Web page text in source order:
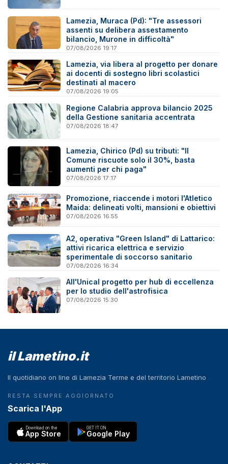
Lamezia, Muraca (Pd): "Tre assessori
assenti su delibera assestamento
bilancio, Murone in difficoltà"
07/08/2026 19:17
Lamezia, via libera al progetto per donare
ai docenti di sostegno libri scolastici
destinati al macero
07/08/2026 19:05
Regione Calabria approva bilancio 2025
della Gestione sanitaria accentrata
07/08/2026 18:47
Lamezia, Chirico (Pd) su tributi: "Il
Comune riscuote solo il 30%, basta
aumenti per chi paga"
07/08/2026 17:17
Promozione, riaccende i motori l'Atletico
Maida: delineati volti, mansioni e obiettivi
07/08/2026 16:55
A2, operativa "Green Island" di Lattarico:
attivi ricarica elettrica e servizio
sperimentale di soccorso sanitario
07/08/2026 16:34
All'Unical progetto per hub di eccellenza
per lo studio dell'astrofisica
07/08/2026 15:30
il Lametino.it
Il quotidiano on line di Lamezia Terme e del territorio Lametino
RESTA SEMPRE AGGIORNATO
Scarica l'App
Download on the
App Store
GET IT ON
Google Play